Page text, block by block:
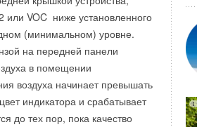
или VOC ниже установленного
(минимальном) уровне.
на передней панели
в помещении
воздуха начинает превышать
индикатора и срабатывает
до тех пор, пока качество
Уведомления отключены